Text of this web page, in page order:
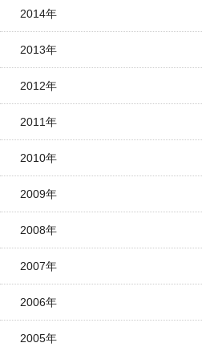
2014年
2013年
2012年
2011年
2010年
2009年
2008年
2007年
2006年
2005年